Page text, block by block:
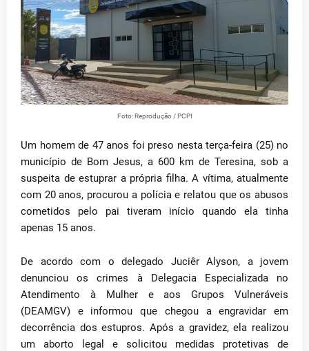
Foto: Reprodução / PCPI
Um homem de 47 anos foi preso nesta terça-feira (25) no
município de Bom Jesus, a 600 km de Teresina, sob a
suspeita de estuprar a própria filha. A vítima, atualmente
com 20 anos, procurou a polícia e relatou que os abusos
cometidos pelo pai tiveram início quando ela tinha
apenas 15 anos.
De acordo com o delegado Juciêr Alyson, a jovem
denunciou os crimes à Delegacia Especializada no
Atendimento à Mulher e aos Grupos Vulneráveis
(DEAMGV) e informou que chegou a engravidar em
decorrência dos estupros. Após a gravidez, ela realizou
um aborto legal e solicitou medidas protetivas de